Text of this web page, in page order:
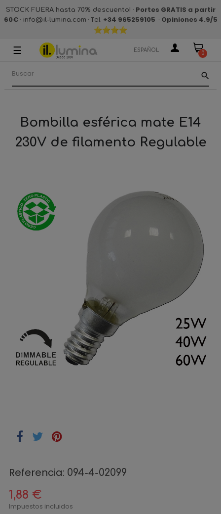
STOCK FUERA hasta 70% descuento! · Portes GRATIS a partir
60€· info@il-lumina.com · Tel. +34 965259105 · Opiniones 4.9/5
Navegación
palanca
☰ ESPAÑOL 0
search
Bombilla esférica mate E14
230V de filamento Regulable
Referencia: 094-4-02099
1,88 €
Impuestos incluidos